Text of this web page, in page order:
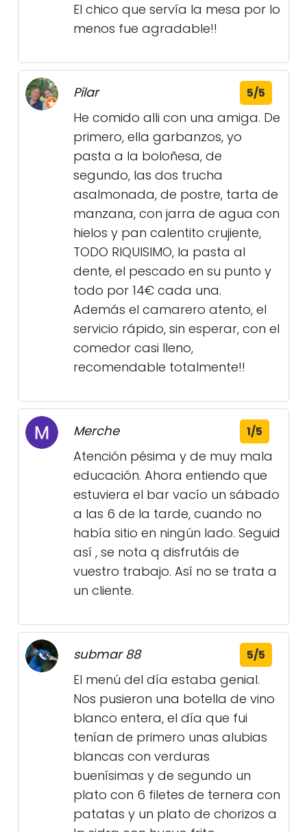
El chico que servía la mesa por lo
menos fue agradable!!
Pilar 5/5
He comido alli con una amiga. De
primero, ella garbanzos, yo
pasta a la boloñesa, de
segundo, las dos trucha
asalmonada, de postre, tarta de
manzana, con jarra de agua con
hielos y pan calentito crujiente,
TODO RIQUISIMO, la pasta al
dente, el pescado en su punto y
todo por 14€ cada una.
Además el camarero atento, el
servicio rápido, sin esperar, con el
comedor casi lleno,
recomendable totalmente!!
Merche 1/5
Atención pésima y de muy mala
educación. Ahora entiendo que
estuviera el bar vacío un sábado
a las 6 de la tarde, cuando no
había sitio en ningún lado. Seguid
así , se nota q disfrutáis de
vuestro trabajo. Así no se trata a
un cliente.
submar 88 5/5
El menú del día estaba genial.
Nos pusieron una botella de vino
blanco entera, el día que fui
tenían de primero unas alubias
blancas con verduras
buenísimas y de segundo un
plato con 6 filetes de ternera con
patatas y un plato de chorizos a